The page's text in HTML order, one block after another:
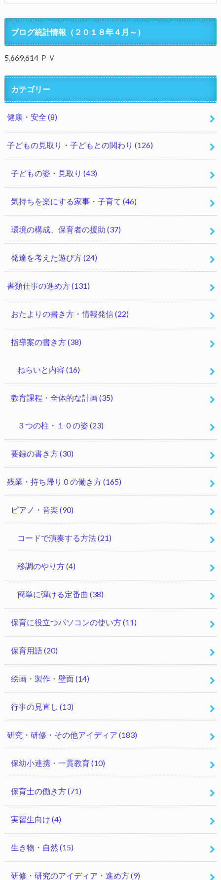
ブログ統計情報（２０１８年４月～）
5,669,614 ＰＶ
カテゴリー
健康・安全 (8)
子どもの見取り・子どもとの関わり (126)
子どもの姿・見取り (43)
気持ちを楽にする家事・子育て (46)
環境の構成、保育者の援助 (37)
発達を考えた遊び方(24)
書類仕事の進め方(131)
おたよりの書き方・情報発信(22)
指導案の書き方(38)
ねらいと内容 (16)
教育課程・全体的な計画(35)
３つの柱・１０の姿(23)
要録の書き方(30)
残業・持ち帰り０の働き方(165)
ピアノ・音楽 (90)
コードで演奏する方法(21)
移調のやり方(4)
簡単に弾ける定番曲 (38)
保育に役立つパソコンの使い方(11)
保育用語(20)
絵画・製作・壁面(14)
行事の見直し (13)
研究・研修・その他アイディア (183)
保幼小連携・一貫教育(10)
保育士の働き方(71)
実習生向け (4)
生き物・自然 (15)
研修・研究のアイディア・進め方(9)